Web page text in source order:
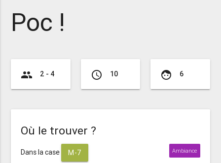
Poc !
group 2 - 4 access_time 10 face 6
Où le trouver ?
Dans la case M-7 Ambiance